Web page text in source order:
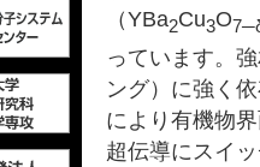
（YBa2Cu3O
っています。
ング）に強く
により有機物
超伝導にスイ